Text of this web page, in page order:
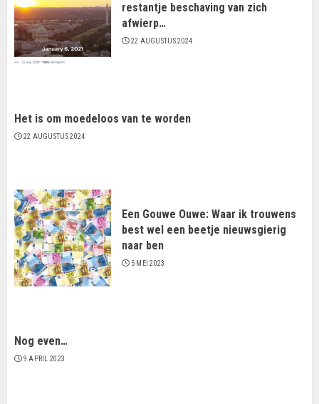
restantje beschaving van zich
afwierp…
22 AUGUSTUS 2024
Het is om moedeloos van te worden
22 AUGUSTUS 2024
Een Gouwe Ouwe: Waar ik trouwens
best wel een beetje nieuwsgierig
naar ben
5 MEI 2023
Nog even…
9 APRIL 2023